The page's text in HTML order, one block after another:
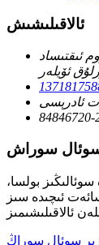
ئالاقىلىشىش
ئىقتىساد
سوراش
سوئالىڭىز بولسا،
ئادرېسىڭىزنى بىزگە قالدۇرۇڭ، بىز 24 سائەت ئىچىدە سىز
سوئال سوراڭ